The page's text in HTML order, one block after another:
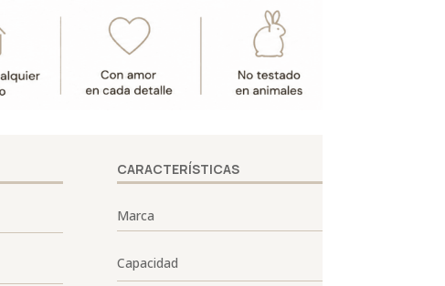
CARACTERÍSTICAS
Marca
Capacidad